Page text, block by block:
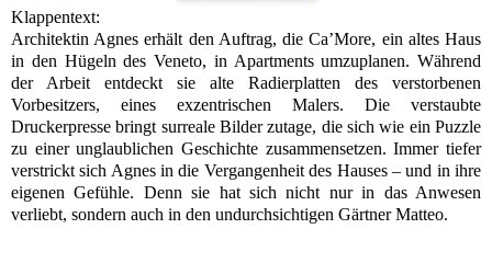
Klappentext:
Architektin Agnes erhält den Auftrag, die Ca’More, ein altes Haus
in den Hügeln des Veneto, in Apartments umzuplanen. Während
der Arbeit entdeckt sie alte Radierplatten des verstorbenen
Vorbesitzers, eines exzentrischen Malers. Die verstaubte
Druckerpresse bringt surreale Bilder zutage, die sich wie ein Puzzle
zu einer unglaublichen Geschichte zusammensetzen. Immer tiefer
verstrickt sich Agnes in die Vergangenheit des Hauses – und in ihre
eigenen Gefühle. Denn sie hat sich nicht nur in das Anwesen
verliebt, sondern auch in den undurchsichtigen Gärtner Matteo.